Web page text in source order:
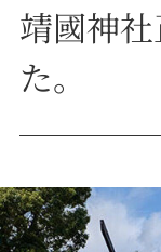
靖國神
た。